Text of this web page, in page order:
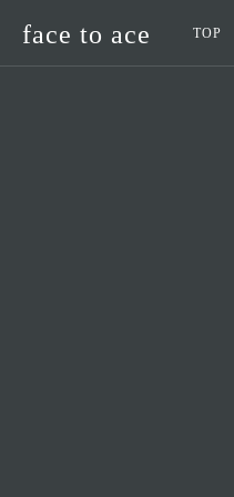
face to ace TOP